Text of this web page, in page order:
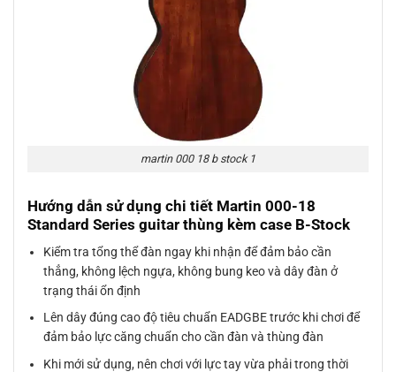
martin 000 18 b stock 1
Hướng dẫn sử dụng chi tiết Martin 000-18
Standard Series guitar thùng kèm case B-Stock
Kiểm tra tổng thể đàn ngay khi nhận để đảm bảo cần
thẳng, không lệch ngựa, không bung keo và dây đàn ở
trạng thái ổn định
Lên dây đúng cao độ tiêu chuẩn EADGBE trước khi chơi để
đảm bảo lực căng chuẩn cho cần đàn và thùng đàn
Khi mới sử dụng, nên chơi với lực tay vừa phải trong thời